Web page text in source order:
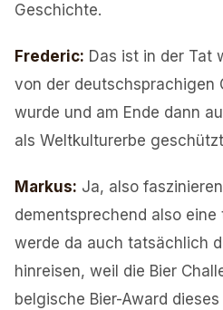
Geschichte.
Frederic: Das ist in der Tat
von der deutschsprachigen
wurde und am Ende dann
als Weltkulturerbe
Markus: Ja, also
dementsprechend also eine
werde da auch tatsächlich
hinreisen, weil die Bier
belgische Bier-Award